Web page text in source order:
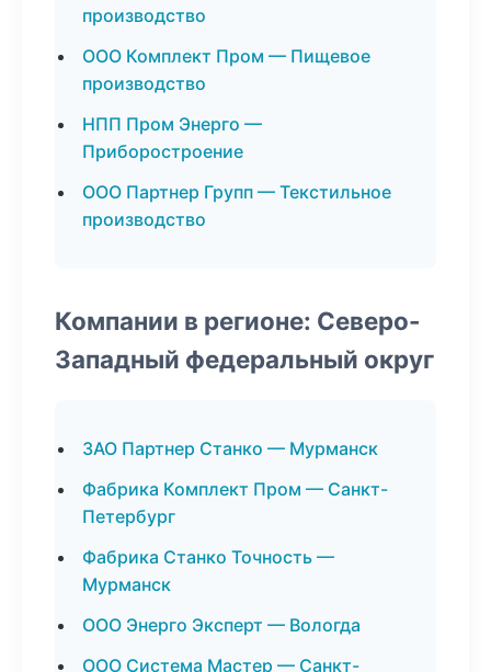
производство
ООО Комплект Пром — Пищевое
производство
НПП Пром Энерго —
Приборостроение
ООО Партнер Групп — Текстильное
производство
Компании в регионе: Северо-
Западный федеральный округ
ЗАО Партнер Станко — Мурманск
Фабрика Комплект Пром — Санкт-
Петербург
Фабрика Станко Точность —
Мурманск
ООО Энерго Эксперт — Вологда
ООО Система Мастер — Санкт-